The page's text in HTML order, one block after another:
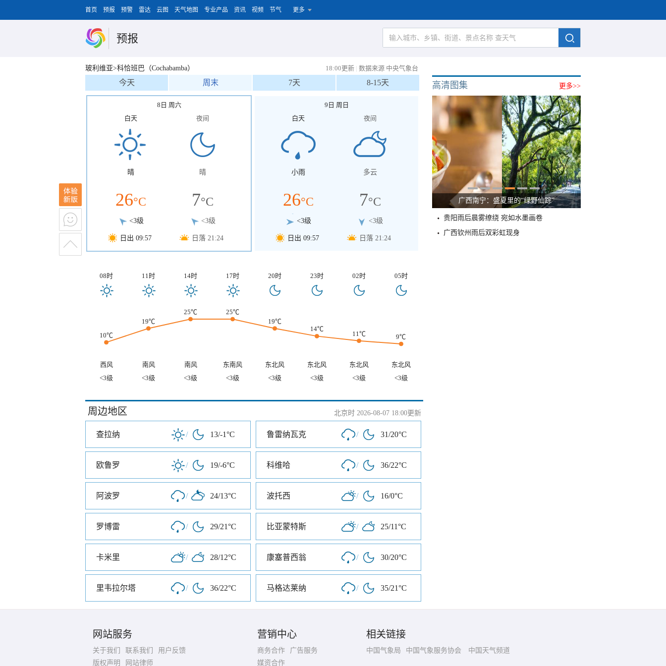
首页 预报 预警 雷达 云图 天气地图 专业产品 资讯 视频 节气 更多
预报
玻利维亚>科恰班巴（Cochabamba） 18:00更新 | 数据来源 中央气象台
今天 周末 7天 8-15天
8日 周六
白天
晴
26°C
<3级
日出 09:57
夜间
晴
7°C
<3级
日落 21:24
9日 周日
白天
小雨
26°C
<3级
日出 09:57
夜间
多云
7°C
<3级
日落 21:24
08时 11时 14时 17时 20时 23时 02时 05时
10℃
19℃
25℃
25℃
19℃
14℃
11℃ 9℃
西风 南风 南风 东南风 东北风 东北风 东北风
东北风
<3级
<3级 <3级 <3级 <3级 <3级 <3级 <3级
周边地区 北京时 2026-08-07 18:00更新
查拉纳 / 13/-1°C 鲁雷纳瓦克 / 31/20°C
欧鲁罗 / 19/-6°C 科维哈 / 36/22°C
阿波罗 / 24/13°C 波托西 / 16/0°C
罗博雷 / 29/21°C 比亚蒙特斯 / 25/11°C
卡米里 / 28/12°C 康塞普西翁 / 30/20°C
里韦拉尔塔 / 36/22°C 马格达莱纳 / 35/21°C
更多>>
高清图集
广西南宁：盛夏里的“绿野仙踪”
贵阳雨后晨雾缭绕 宛如水墨画卷
广西钦州雨后双彩虹现身
网站服务
关于我们 联系我们
用户反馈
版权声明
网站律师
营销中心
商务合作
广告服务
媒资合作
相关链接
中国气象局 中国气象服务协会 中国天气频道